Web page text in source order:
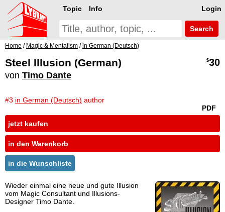
Login
Topic Info
Search
Home / Magic & Mentalism /in German (Deutsch)
Steel Illusion (German)
von Timo Dante
#3 in German (Deutsch) author
$30
PDF
jetzt kaufen
in den Warenkorb
in die Wunschliste
Wieder einmal eine neue und gute Illusion
vom Magic Consultant und Illusions-
Designer Timo Dante.